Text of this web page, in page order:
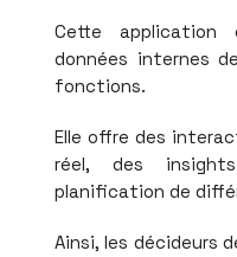
Cette application
données internes
fonctions.
Elle offre des
réel, des
planification de
Ainsi, les décideurs